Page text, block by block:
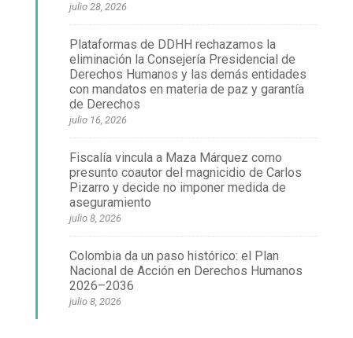
julio 28, 2026
Plataformas de DDHH rechazamos la
eliminación la Consejería Presidencial de
Derechos Humanos y las demás entidades
con mandatos en materia de paz y garantía
de Derechos
julio 16, 2026
Fiscalía vincula a Maza Márquez como
presunto coautor del magnicidio de Carlos
Pizarro y decide no imponer medida de
aseguramiento
julio 8, 2026
Colombia da un paso histórico: el Plan
Nacional de Acción en Derechos Humanos
2026–2036
julio 8, 2026